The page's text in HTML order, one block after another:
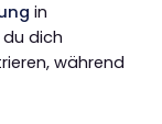
in
dich
während